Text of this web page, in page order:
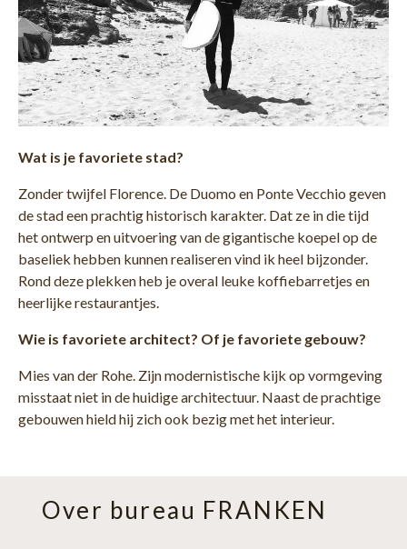
Wat is je favoriete stad?
Zonder twijfel Florence. De Duomo en Ponte Vecchio geven
de stad een prachtig historisch karakter. Dat ze in die tijd
het ontwerp en uitvoering van de gigantische koepel op de
baseliek hebben kunnen realiseren vind ik heel bijzonder.
Rond deze plekken heb je overal leuke koffiebarretjes en
heerlijke restaurantjes.
Wie is favoriete architect? Of je favoriete gebouw?
Mies van der Rohe. Zijn modernistische kijk op vormgeving
misstaat niet in de huidige architectuur. Naast de prachtige
gebouwen hield hij zich ook bezig met het interieur.
Over bureau FRANKEN